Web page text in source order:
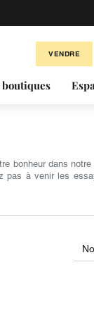
VENDRE
boutiques
bonheur dans
pas à venir les